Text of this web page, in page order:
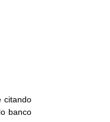
citando
banco